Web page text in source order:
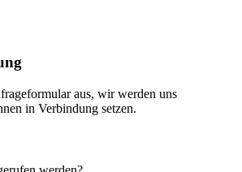
aus, wir werden uns
in Verbindung setzen.